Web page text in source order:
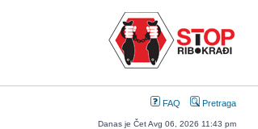
FAQ Pretraga
Danas je Čet Avg 06, 2026 11:43 pm